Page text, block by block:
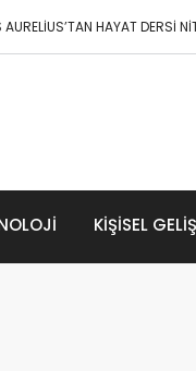
HAYAT DERSİ
Teoriler / Büyük Çöküş ve
Tarihçesi
KIŞISEL